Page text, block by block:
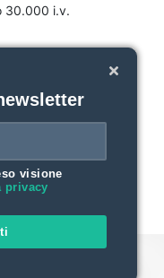
30.000 i.v.
visione
privacy
alla privacy